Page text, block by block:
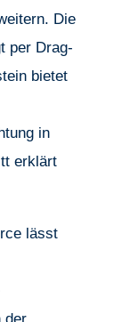
Die
per Drag-
bietet
in
erklärt
lässt